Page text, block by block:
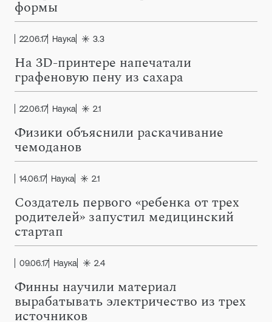
формы
22.06.17 Наука 3.3
На 3D-принтере напечатали
графеновую пену из сахара
22.06.17 Наука 2.1
Физики объяснили раскачивание
чемоданов
14.06.17 Наука 2.1
Создатель первого «ребенка от трех
родителей» запустил медицинский
стартап
09.06.17 Наука 2.4
Финны научили материал
вырабатывать электричество из трех
источников